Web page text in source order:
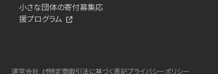
小さな団体の寄付募集応
援プログラム
運営会社 特定商取引法に基づく表記プライバシーポリシー